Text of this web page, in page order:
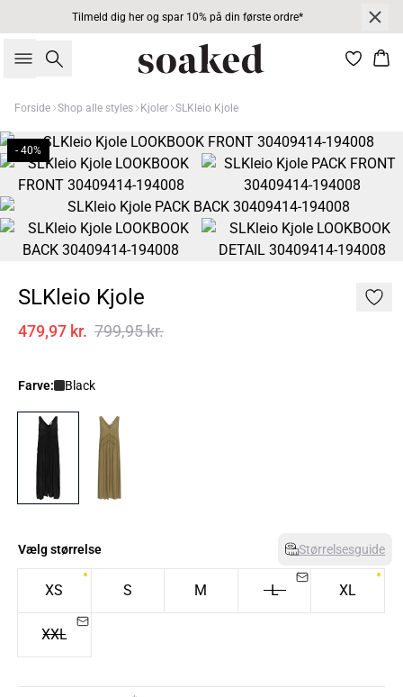
Tilmeld dig her og spar 10% på din første ordre*
Søg
Forside Shop alle styles Kjoler SLKleio Kjole
- 40%
SLKleio Kjole
479,97 kr. 799,95 kr.
Farve: Black
Vælg størrelse Størrelsesguide
XS S M L XL
XXL